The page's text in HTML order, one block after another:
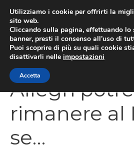
contenuto
Allegri
rimanere al
se…
Utilizziamo i cookie per offrirti la
sito web.
Cliccando sulla pagina, effettuando lo
banner, presti il consenso all’uso di
Puoi scoprire di più su quali cookie
disattivarli nelle impostazioni
Accetta